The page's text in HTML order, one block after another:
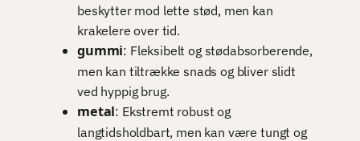
beskytter mod lette stød, men kan
krakelere over tid.
gummi: Fleksibelt og stødabsorberende,
men kan tiltrække snads og bliver slidt
ved hyppig brug.
metal: Ekstremt robust og
langtidsholdbart, men kan være tungt og